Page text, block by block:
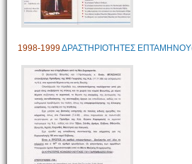
1998-1999ΔΡΑΣΤΗΡΙΟΤΗΤΕΣ